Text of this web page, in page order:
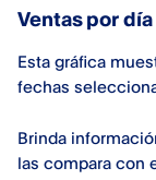
Ventas por día
Esta gráfica
fechas
Brinda
las compara con